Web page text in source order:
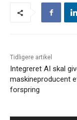
Tidligere artikel
Integreret AI skal
maskineproducent
forspring